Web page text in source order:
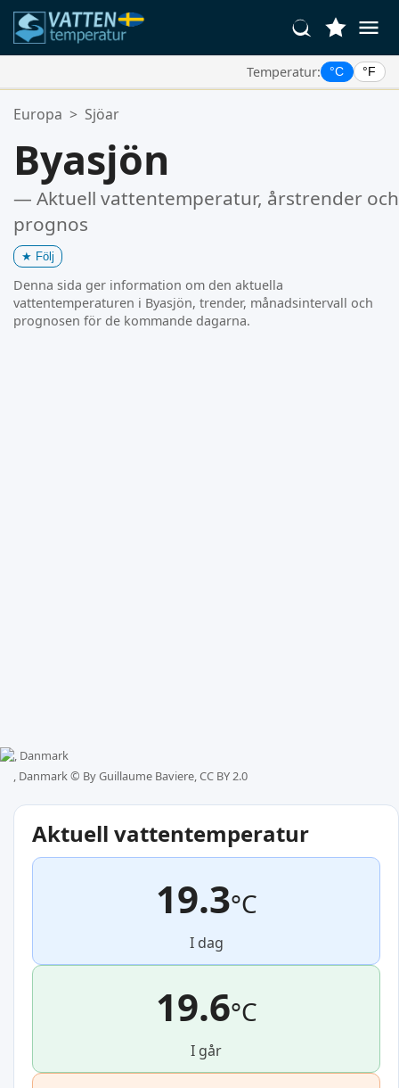
Temperatur: °C °F
Dina Favoritplatser:
Europa > Sjöar
Byasjön
— Aktuell vattentemperatur, årstrender och
prognos
★ Följ
Denna sida ger information om den aktuella
vattentemperaturen i Byasjön, trender, månadsintervall och
prognosen för de kommande dagarna.
, Danmark © By Guillaume Baviere, CC BY 2.0
Aktuell vattentemperatur
19.3°C
I dag
19.6°C
I går